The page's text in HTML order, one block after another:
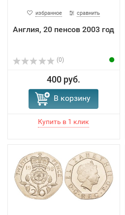
избранное сравнить
Англия, 20 пенсов 2003 год
(0)
400 руб.
В корзину